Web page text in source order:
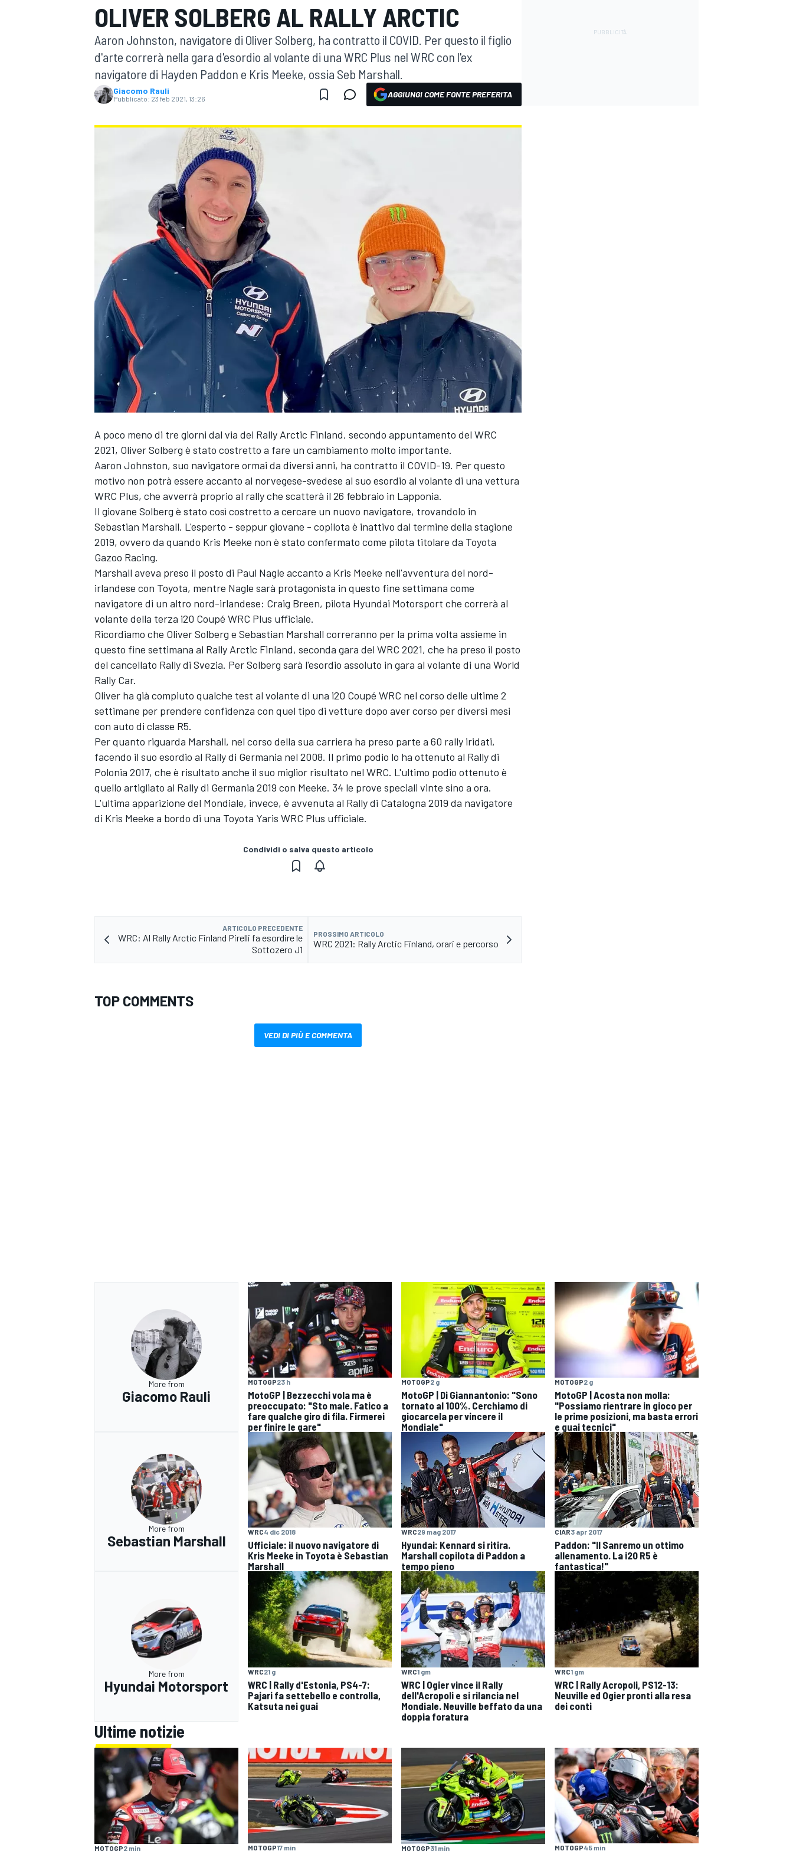
MOTOGP WEC
MONOPOSTO
ENDURANCE/GT
OLIVER SOLBERG AL RALLY ARCTIC
Aaron Johnston, navigatore di Oliver Solberg, ha contratto il COVID. Per questo il figlio
d'arte correrà nella gara d'esordio al volante di una WRC Plus nel WRC con l'ex
navigatore di Hayden Paddon e Kris Meeke, ossia Seb Marshall.
Giacomo Rauli
Pubblicato: 23 feb 2021, 13:26 AGGIUNGI COME FONTE PREFERITA
A poco meno di tre giorni dal via del Rally Arctic Finland, secondo appuntamento del WRC
2021, Oliver Solberg è stato costretto a fare un cambiamento molto importante.
Aaron Johnston, suo navigatore ormai da diversi anni, ha contratto il COVID-19. Per questo
motivo non potrà essere accanto al norvegese-svedese al suo esordio al volante di una vettura
WRC Plus, che avverrà proprio al rally che scatterà il 26 febbraio in Lapponia.
Il giovane Solberg è stato così costretto a cercare un nuovo navigatore, trovandolo in
Sebastian Marshall. L'esperto - seppur giovane - copilota è inattivo dal termine della stagione
2019, ovvero da quando Kris Meeke non è stato confermato come pilota titolare da Toyota
Gazoo Racing.
Marshall aveva preso il posto di Paul Nagle accanto a Kris Meeke nell'avventura del nord-
irlandese con Toyota, mentre Nagle sarà protagonista in questo fine settimana come
navigatore di un altro nord-irlandese: Craig Breen, pilota Hyundai Motorsport che correrà al
volante della terza i20 Coupé WRC Plus ufficiale.
Ricordiamo che Oliver Solberg e Sebastian Marshall correranno per la prima volta assieme in
questo fine settimana al Rally Arctic Finland, seconda gara del WRC 2021, che ha preso il posto
del cancellato Rally di Svezia. Per Solberg sarà l'esordio assoluto in gara al volante di una World
Rally Car.
Oliver ha già compiuto qualche test al volante di una i20 Coupé WRC nel corso delle ultime 2
settimane per prendere confidenza con quel tipo di vetture dopo aver corso per diversi mesi
con auto di classe R5.
Per quanto riguarda Marshall, nel corso della sua carriera ha preso parte a 60 rally iridati,
facendo il suo esordio al Rally di Germania nel 2008. Il primo podio lo ha ottenuto al Rally di
Polonia 2017, che è risultato anche il suo miglior risultato nel WRC. L'ultimo podio ottenuto è
quello artigliato al Rally di Germania 2019 con Meeke. 34 le prove speciali vinte sino a ora.
L'ultima apparizione del Mondiale, invece, è avvenuta al Rally di Catalogna 2019 da navigatore
di Kris Meeke a bordo di una Toyota Yaris WRC Plus ufficiale.
Condividi o salva questo articolo
ARTICOLO PRECEDENTE
WRC: Al Rally Arctic Finland Pirelli fa esordire le
Sottozero J1
PROSSIMO ARTICOLO
WRC 2021: Rally Arctic Finland, orari e percorso
TOP COMMENTS
VEDI DI PIÙ E COMMENTA
More from
Giacomo Rauli
MOTOGP23 h
MotoGP | Bezzecchi vola ma è
preoccupato: "Sto male. Fatico a
fare qualche giro di fila. Firmerei
per finire le gare"
MOTOGP2 g
MotoGP | Di Giannantonio: "Sono
tornato al 100%. Cerchiamo di
giocarcela per vincere il
Mondiale"
MOTOGP2 g
MotoGP | Acosta non molla:
"Possiamo rientrare in gioco per
le prime posizioni, ma basta errori
e guai tecnici"
More from
Sebastian Marshall
WRC4 dic 2018
Ufficiale: il nuovo navigatore di
Kris Meeke in Toyota è Sebastian
Marshall
WRC29 mag 2017
Hyundai: Kennard si ritira.
Marshall copilota di Paddon a
tempo pieno
CIAR3 apr 2017
Paddon: "Il Sanremo un ottimo
allenamento. La i20 R5 è
fantastica!"
More from
Hyundai Motorsport
WRC21 g
WRC | Rally d'Estonia, PS4-7:
Pajari fa settebello e controlla,
Katsuta nei guai
WRC1 gm
WRC | Ogier vince il Rally
dell'Acropoli e si rilancia nel
Mondiale. Neuville beffato da una
doppia foratura
WRC1 gm
WRC | Rally Acropoli, PS12-13:
Neuville ed Ogier pronti alla resa
dei conti
Ultime notizie
MOTOGP2 min MOTOGP17 min MOTOGP31 min MOTOGP45 min